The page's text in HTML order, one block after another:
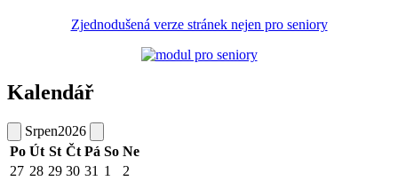
Zjednodušená verze stránek nejen pro seniory
Kalendář
Srpen2026
Po Út St Čt Pá So Ne
27 28 29 30 31 1
2